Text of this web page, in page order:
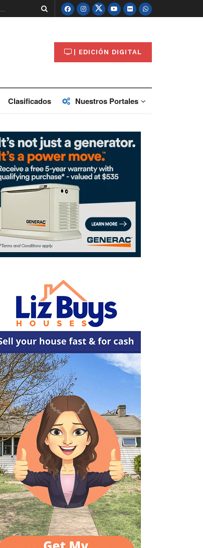
| EDICIÓN DIGITAL
Clasificados Nuestros Portales